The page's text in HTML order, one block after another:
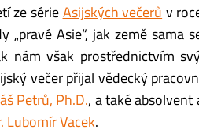
ze sérieAsijských večerů v
Asie“, jak země sama
nám však prostřednictvím
večer přijal vědecký
Petrů, Ph.D., a také
Lubomír Vacek.